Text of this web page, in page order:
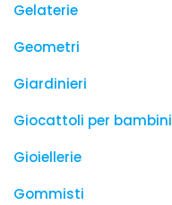
Gelaterie
Geometri
Giardinieri
Giocattoli per bambini
Gioiellerie
Gommisti